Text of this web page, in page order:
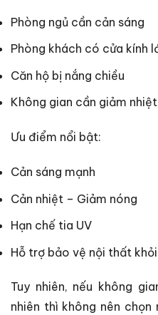
Phòng ngủ cần cản sáng
Phòng khách có cửa kính
Căn hộ bị nắng chiều
Không gian cần giảm nhiệt
Ưu điểm nổi bật:
Cản sáng mạnh
Cản nhiệt – Giảm nóng
Hạn chế tia UV
Hỗ trợ bảo vệ nội thất
Tuy nhiên, nếu không
nhiên thì không nên